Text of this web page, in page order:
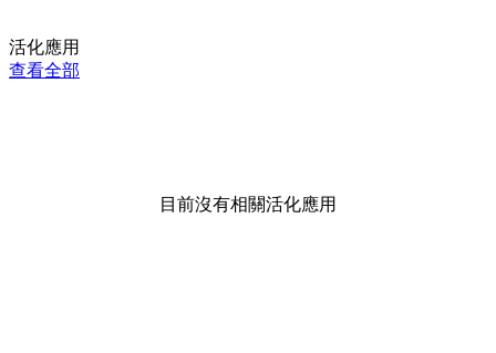
活化應用
查看全部
目前沒有相關活化應用